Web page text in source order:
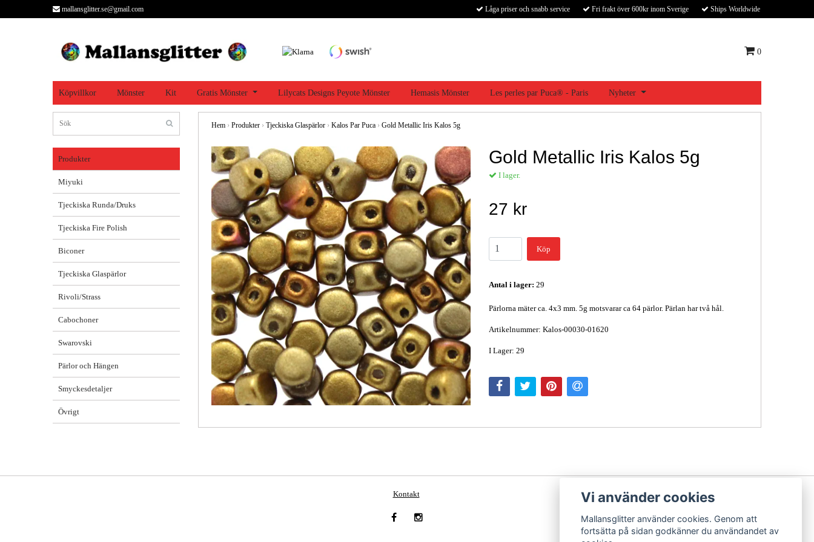
mallansglitter.se@gmail.com Låga priser och snabb service Fri frakt över 600kr inom Sverige Ships Worldwide
0
Köpvillkor Mönster Kit Gratis Mönster Lilycats Designs Peyote Mönster Hemasis Mönster Les perles par Puca® - Paris Nyheter
Produkter
Miyuki
Tjeckiska Runda/Druks
Tjeckiska Fire Polish
Biconer
Tjeckiska Glaspärlor
Rivoli/Strass
Cabochoner
Swarovski
Pärlor och Hängen
Smyckesdetaljer
Övrigt
Hem › Produkter › Tjeckiska Glaspärlor › Kalos Par Puca › Gold Metallic Iris Kalos 5g
Gold Metallic Iris Kalos 5g
I lager.
27 kr
Köp
Antal i lager: 29
Pärlorna mäter ca. 4x3 mm. 5g motsvarar ca 64 pärlor. Pärlan har två hål.
Artikelnummer: Kalos-00030-01620
I Lager: 29
Kontakt Vi använder cookies
Mallansglitter använder cookies. Genom att
fortsätta på sidan godkänner du användandet av